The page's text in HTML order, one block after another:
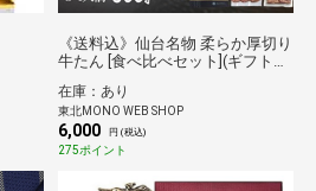
《送料込》仙台名物 柔らか厚切り
牛たん [食べ比べセット](ギフト箱
在庫：あり
東北MONO WEB SHOP
6,000 円 (税込)
275ポイント